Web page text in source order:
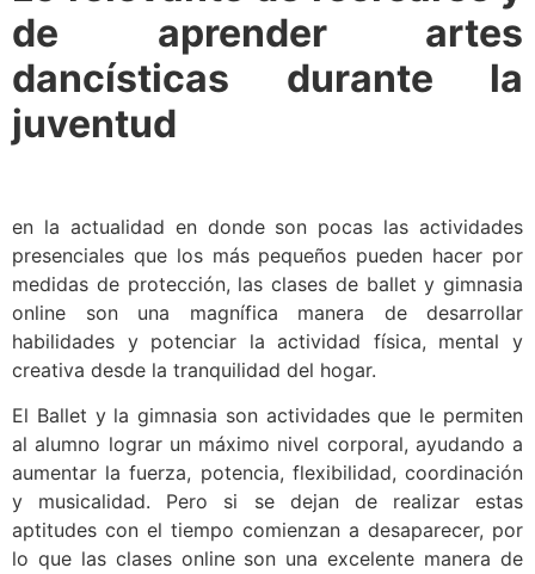
de aprender artes
dancísticas durante la
juventud
en la actualidad en donde son pocas las actividades
presenciales que los más pequeños pueden hacer por
medidas de protección, las clases de ballet y gimnasia
online son una magnífica manera de desarrollar
habilidades y potenciar la actividad física, mental y
creativa desde la tranquilidad del hogar.
El Ballet y la gimnasia son actividades que le permiten
al alumno lograr un máximo nivel corporal, ayudando a
aumentar la fuerza, potencia, flexibilidad, coordinación
y musicalidad. Pero si se dejan de realizar estas
aptitudes con el tiempo comienzan a desaparecer, por
lo que las clases online son una excelente manera de